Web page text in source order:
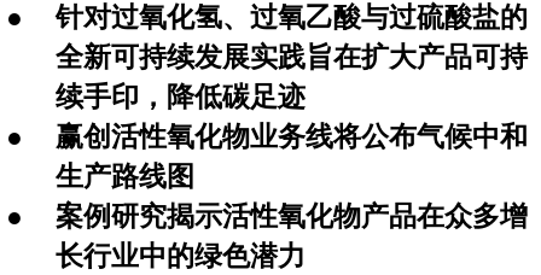
针对过氧化氢、过氧乙酸与过硫酸盐的
全新可持续发展实践旨在扩大产品可持
续手印，降低碳足迹
赢创活性氧化物业务线将公布气候中和
生产路线图
案例研究揭示活性氧化物产品在众多增
长行业中的绿色潜力